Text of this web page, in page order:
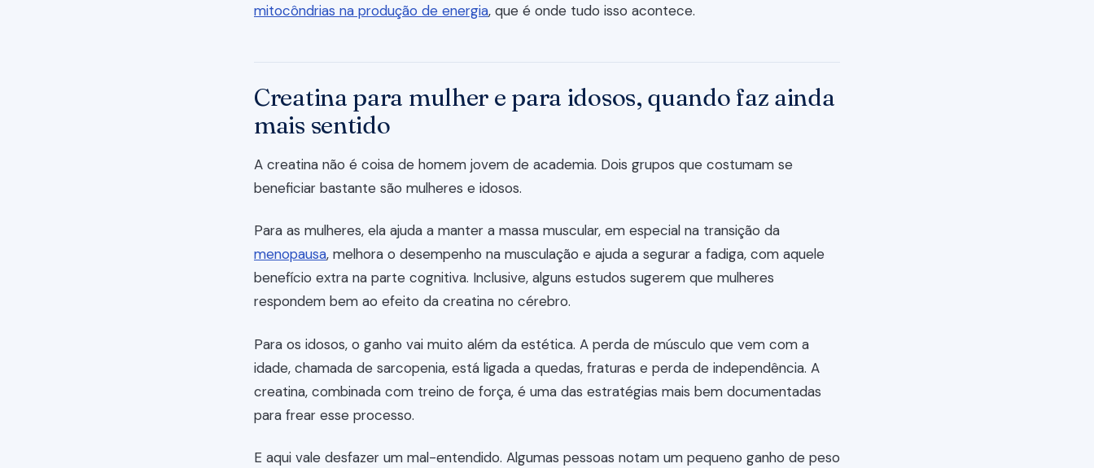
mitocôndrias na produção de energia, que é onde tudo isso acontece.
Creatina para mulher e para idosos, quando faz ainda
mais sentido
A creatina não é coisa de homem jovem de academia. Dois grupos que costumam se
beneficiar bastante são mulheres e idosos.
Para as mulheres, ela ajuda a manter a massa muscular, em especial na transição da
menopausa, melhora o desempenho na musculação e ajuda a segurar a fadiga, com aquele
benefício extra na parte cognitiva. Inclusive, alguns estudos sugerem que mulheres
respondem bem ao efeito da creatina no cérebro.
Para os idosos, o ganho vai muito além da estética. A perda de músculo que vem com a
idade, chamada de sarcopenia, está ligada a quedas, fraturas e perda de independência. A
creatina, combinada com treino de força, é uma das estratégias mais bem documentadas
para frear esse processo.
E aqui vale desfazer um mal-entendido. Algumas pessoas notam um pequeno ganho de peso